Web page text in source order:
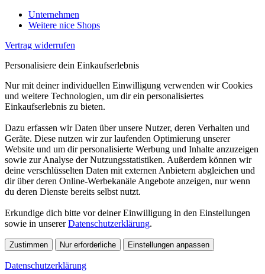
Unternehmen
Weitere nice Shops
Vertrag widerrufen
Personalisiere dein Einkaufserlebnis
Nur mit deiner individuellen Einwilligung verwenden wir Cookies
und weitere Technologien, um dir ein personalisiertes
Einkaufserlebnis zu bieten.
Dazu erfassen wir Daten über unsere Nutzer, deren Verhalten und
Geräte. Diese nutzen wir zur laufenden Optimierung unserer
Website und um dir personalisierte Werbung und Inhalte anzuzeigen
sowie zur Analyse der Nutzungsstatistiken. Außerdem können wir
deine verschlüsselten Daten mit externen Anbietern abgleichen und
dir über deren Online-Werbekanäle Angebote anzeigen, nur wenn
du deren Dienste bereits selbst nutzt.
Erkundige dich bitte vor deiner Einwilligung in den Einstellungen
sowie in unsererDatenschutzerklärung.
Zustimmen Nur erforderliche Einstellungen anpassen
Datenschutzerklärung